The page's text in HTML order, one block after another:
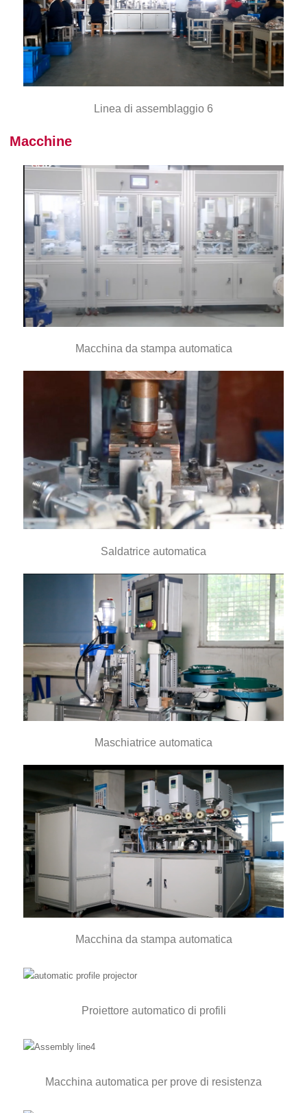
Linea di assemblaggio 6
Macchine
Macchina da stampa automatica
Saldatrice automatica
Maschiatrice automatica
Macchina da stampa automatica
Proiettore automatico di profili
Macchina automatica per prove di resistenza